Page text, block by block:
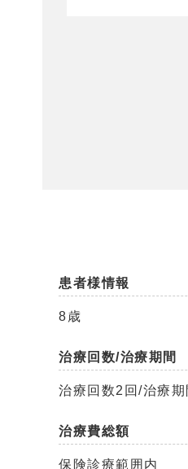
患者様情報
8歳
治療回数/治療期間
治療回数2回/治療期
治療費総額
保険診療範囲内